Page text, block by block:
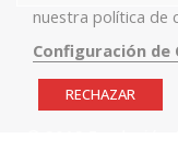
nuestra política de
Configuración de
RECHAZAR